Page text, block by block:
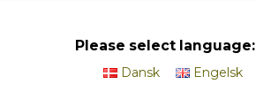
Please select language:
Dansk Engelsk